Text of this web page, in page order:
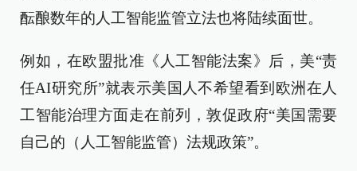
酝酿数年的人工智能监管立法也将陆续面世。
例如，在欧盟批准《人工智能法案》后，美“责
任AI研究所”就表示美国人不希望看到欧洲在人
工智能治理方面走在前列，敦促政府“美国需要
自己的（人工智能监管）法规政策”。